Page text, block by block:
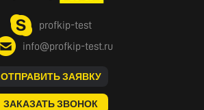
profkip-test
info@profkip-test.ru
ОТПРАВИТЬ ЗАЯВКУ
ЗАКАЗАТЬ ЗВОНОК